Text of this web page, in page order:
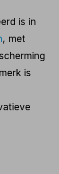
is in
, met
is